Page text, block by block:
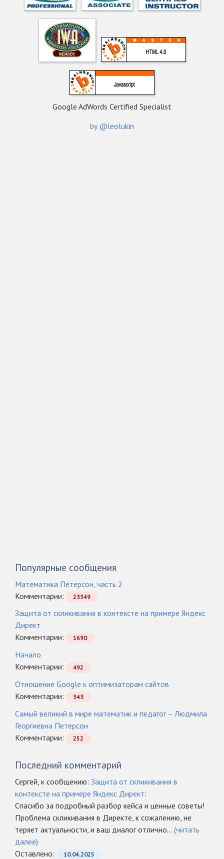
Google AdWords Certified Specialist
by @leolukin
Популярные сообщения
Математика Петерсон, часть 2
Комментарии:
23349
Защита от скликивания в контексте на примере Яндекс
Директ
Комментарии:
1690
Начало
Комментарии:
492
Отношение Google к оптимизаторам сайтов
Комментарии:
343
Самый великий в мире математик и педагог – Людмила
Георгиевна Петерсон
Комментарии:
252
Последний комментарий
Сергей, к сообщению: Защита от скликивания в
контексте на примере Яндекс Директ:
Спасибо за подробный разбор кейса и ценные советы!
Проблема скликивания в Директе, к сожалению, не
теряет актуальности, и ваш диалог отлично... (читать
далее)
Оcтавлено:
10.04.2025